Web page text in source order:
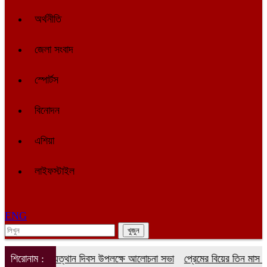
অর্থনীতি
জেলা সংবাদ
স্পোর্টস
বিনোদন
এশিয়া
লাইফস্টাইল
ENG
শিরোনাম :
গণঅভ্যুত্থান দিবস উপলক্ষে আলোচনা সভা প্রেমের বিয়ের তিন মাস